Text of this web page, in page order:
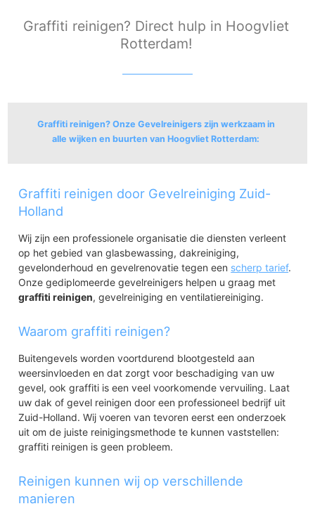
Graffiti reinigen? Direct hulp in Hoogvliet
Rotterdam!
Graffiti reinigen? Onze Gevelreinigers zijn werkzaam in
alle wijken en buurten van Hoogvliet Rotterdam:
Hoogvliet Noord
Hoogvliet Zuid
Graffiti reinigen door Gevelreiniging Zuid-
Holland
Wij zijn een professionele organisatie die diensten verleent
op het gebied van glasbewassing, dakreiniging,
gevelonderhoud en gevelrenovatie tegen een scherp tarief.
Onze gediplomeerde gevelreinigers helpen u graag met
graffiti reinigen, gevelreiniging en ventilatiereiniging.
Waarom graffiti reinigen?
Buitengevels worden voortdurend blootgesteld aan
weersinvloeden en dat zorgt voor beschadiging van uw
gevel, ook graffiti is een veel voorkomende vervuiling. Laat
uw dak of gevel reinigen door een professioneel bedrijf uit
Zuid-Holland. Wij voeren van tevoren eerst een onderzoek
uit om de juiste reinigingsmethode te kunnen vaststellen:
graffiti reinigen is geen probleem.
Reinigen kunnen wij op verschillende
manieren